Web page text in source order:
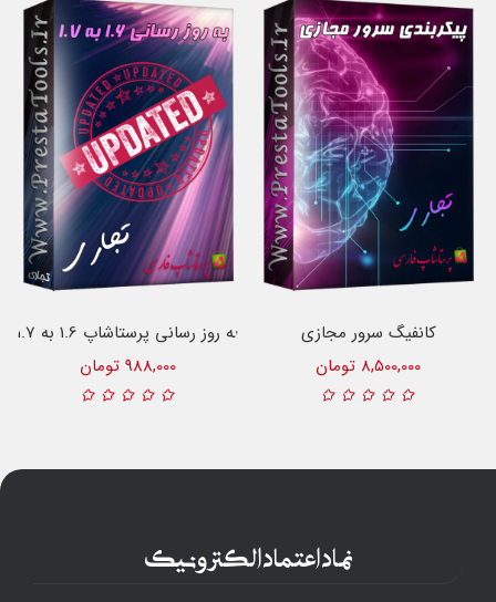
به روز رسانی پرستاشاپ 1.6 به 1.7
988,000 تومان
کانفیگ سرور مجازی
8,500,000 تومان
نماد اعتماد الکترونیک